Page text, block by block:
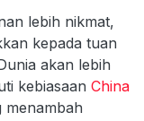
lebih nikmat,
kepada tuan
akan lebih
kebiasaan China